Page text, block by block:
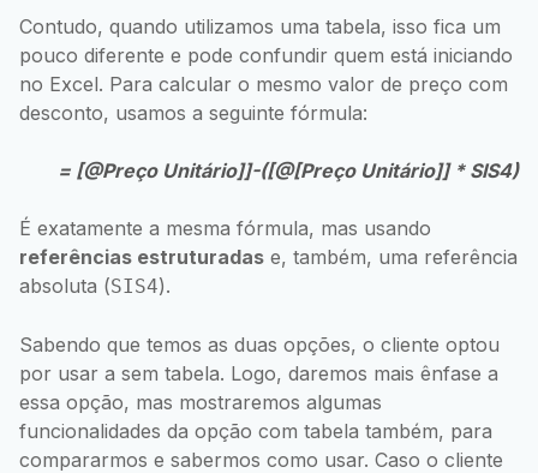
Contudo, quando utilizamos uma tabela, isso fica um
pouco diferente e pode confundir quem está iniciando
no Excel. Para calcular o mesmo valor de preço com
desconto, usamos a seguinte fórmula:
= [@Preço Unitário]]-([@[Preço Unitário]] * SIS4)
É exatamente a mesma fórmula, mas usando
referências estruturadas e, também, uma referência
absoluta (SIS4).
Sabendo que temos as duas opções, o cliente optou
por usar a sem tabela. Logo, daremos mais ênfase a
essa opção, mas mostraremos algumas
funcionalidades da opção com tabela também, para
compararmos e sabermos como usar. Caso o cliente